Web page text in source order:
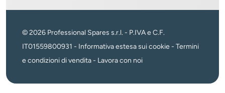
© 2026 Professional Spares s.r.l. - P.IVA e C.F.
IT01559800931 - Informativa estesa sui cookie - Termini
e condizioni di vendita- Lavora con noi